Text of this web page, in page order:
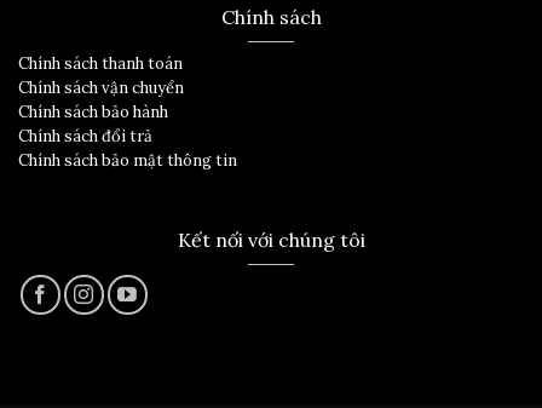
Chính sách
Chính sách thanh toán
Chính sách vận chuyển
Chính sách bảo hành
Chính sách đổi trả
Chính sách bảo mật thông tin
Kết nối với chúng tôi